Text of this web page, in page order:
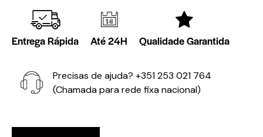
Entrega Rápida Até 24H Qualidade Garantida
Precisas de ajuda? +351 253 021 764
(Chamada para rede fixa nacional)